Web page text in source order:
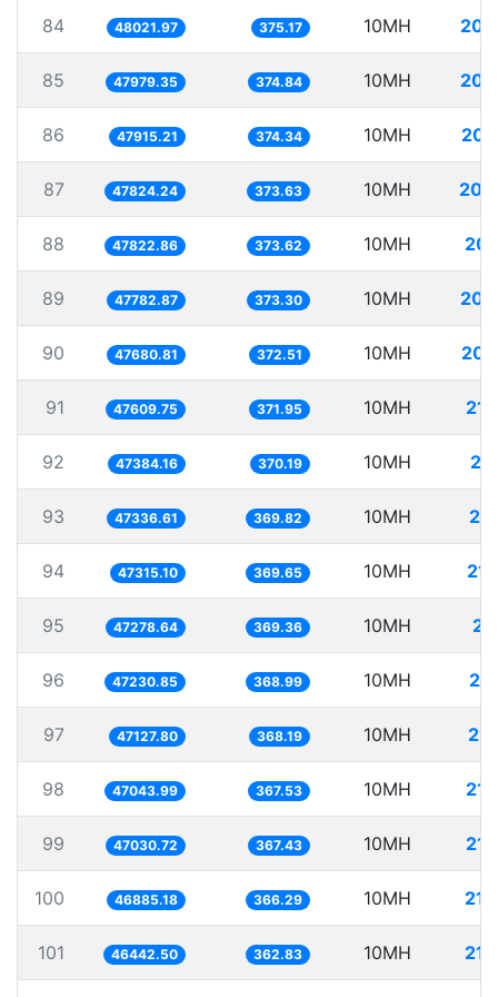
84 48021.97 375.17 10MH
85 47979.35 374.84 10MH
86 47915.21 374.34 10MH
87 47824.24 373.63 10MH
88 47822.86 373.62 10MH
89 47782.87 373.30 10MH
90 47680.81 372.51 10MH
91 47609.75 371.95 10MH
92 47384.16 370.19 10MH
93 47336.61 369.82 10MH
94 47315.10 369.65 10MH
95 47278.64 369.36 10MH
96 47230.85 368.99 10MH
97 47127.80 368.19 10MH
98 47043.99 367.53 10MH
99 47030.72 367.43 10MH
100 46885.18 366.29 10MH
101 46442.50 362.83 10MH